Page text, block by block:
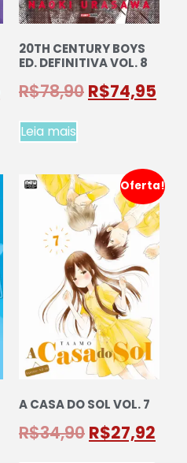
20TH CENTURY BOYS
ED. DEFINITIVA VOL. 8
R$78,90 R$74,95
Leia mais
Oferta!
A CASA DO SOL VOL. 7
R$34,90 R$27,92